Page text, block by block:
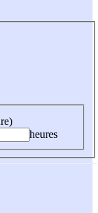
heures